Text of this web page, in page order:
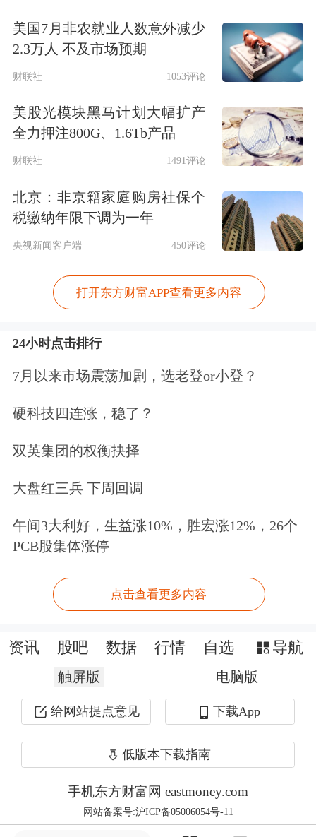
励；创新也需要个人想象力的充分发
挥，以及资源自由流动的市场，来支持
企业家实现他们的梦想。
在此基础上，许小年进一步提出，需要
以有效的私有产权保护来激励创新，产
权保护下，企业家、企业才能建立稳定
的预期，他们的创新活动一旦成功之后
仅是经济上和商业上的，也包括社会和
往往会引起失业，这是由于经济结构的
快速变化而造成工作岗位的转移，在经
济学中被称之为结构性失业，某种程度
业。
他举例说，当沃尔玛兴起作为一种新的
大卖场商业模式的时候，它危机到了大
大小小的夫妻店，那个时候报纸上也是
到了新的生意，消费者由于沃尔玛这种
新的商业模式的兴起，也有所获益。
许小年在演讲中还提出，创新是通过市
场上资源自由流动进行配置来实现的，
美国7月非农就业人数意外减少
2.3万人 不及市场预期
财联社 1053评论
美股光模块黑马计划大幅扩产
全力押注800G、1.6Tb产品
财联社 1491评论
北京：非京籍家庭购房社保个
税缴纳年限下调为一年
央视新闻客户端 450评论
打开东方财富APP查看更多内容
24小时点击排行
7月以来市场震荡加剧，选老登or小登？
硬科技四连涨，稳了？
双英集团的权衡抉择
大盘红三兵 下周回调
午间3大利好，生益涨10%，胜宏涨12%，26个
PCB股集体涨停
点击查看更多内容
资讯 股吧 数据 行情 自选 导航
触屏版 电脑版
给网站提点意见 下载App
低版本下载指南
手机东方财富网 eastmoney.com
网站备案号:沪ICP备05006054号-11